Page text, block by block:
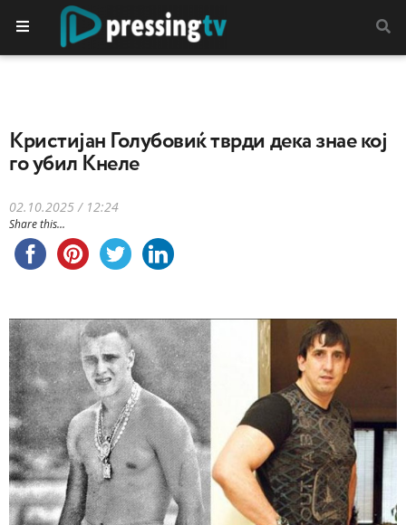
Кристијан Голубовиќ тврди дека знае кој
го убил Кнеле
02.10.2025 / 12:24
Share this...